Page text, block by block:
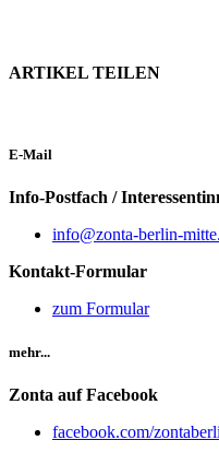
ARTIKEL TEILEN
E-Mail
Info-Postfach /
info@zonta-berlin-
Kontakt-Formular
zum Formular
mehr...
Zonta auf Facebook
facebook.com/